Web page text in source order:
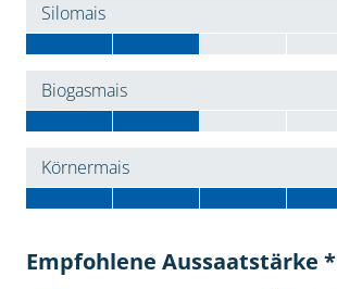
Silomais
Biogasmais
Körnermais
Empfohlene Aussaatstärke *